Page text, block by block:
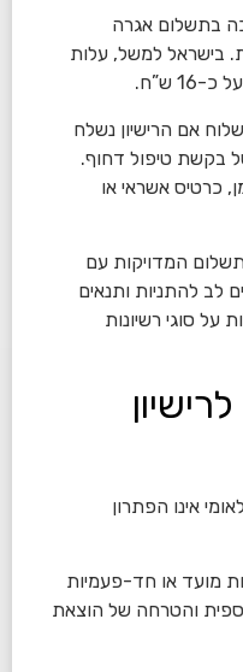
בתשלום אגרה
בישראל למשל, עלות
אם הרישיון נשלח
בקשת טיפול דחוף.
כרטיס אשראי או
המדויקות עם
לב להתניות ותנאים
על סוגי רשיונות
אינו הפתרון
מועד או חד-פעמיות
והטרחה של הוצאת